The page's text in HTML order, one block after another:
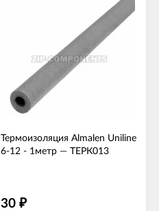
Термоизоляция Almalen Uniline
6-12 - 1метр — ТЕРК013
30 ₽